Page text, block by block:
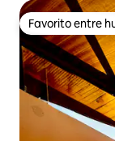
Favorito entre
Favorito entre